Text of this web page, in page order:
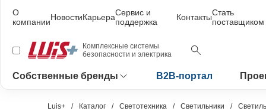
О
компанииНовостиКарьераСервис и
поддержка
КонтактыСтать
поставщиком
Комплексные системы
безопасности и электрика
Собственные бренды B2B-портал
Luis+ Каталог Светотехника Светильники